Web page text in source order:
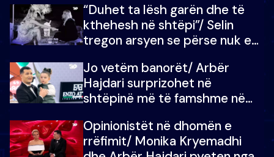
“Duhet ta lësh garën dhe të
kthehesh në shtëpi”/ Selin
tregon arsyen se përse nuk e
çoja luftën time deri në fund
Jo vetëm banorët/ Arbër
Hajdari surprizohet në
shtëpinë më të famshme në
vajzën e tij
Opinionistët në dhomën e
rrëfimit/ Monika Kryemadhi